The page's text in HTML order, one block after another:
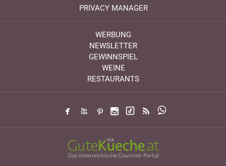
PRIVACY MANAGER
WERBUNG
NEWSLETTER
GEWINNSPIEL
WEINE
RESTAURANTS